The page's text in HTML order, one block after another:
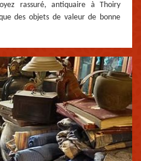
rassuré, antiquaire à Thoiry
des objets de valeur de bonne